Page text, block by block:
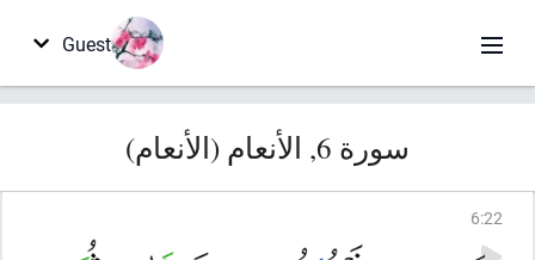
Guest
سورة 6, الأنعام (الأنعام)
6:22